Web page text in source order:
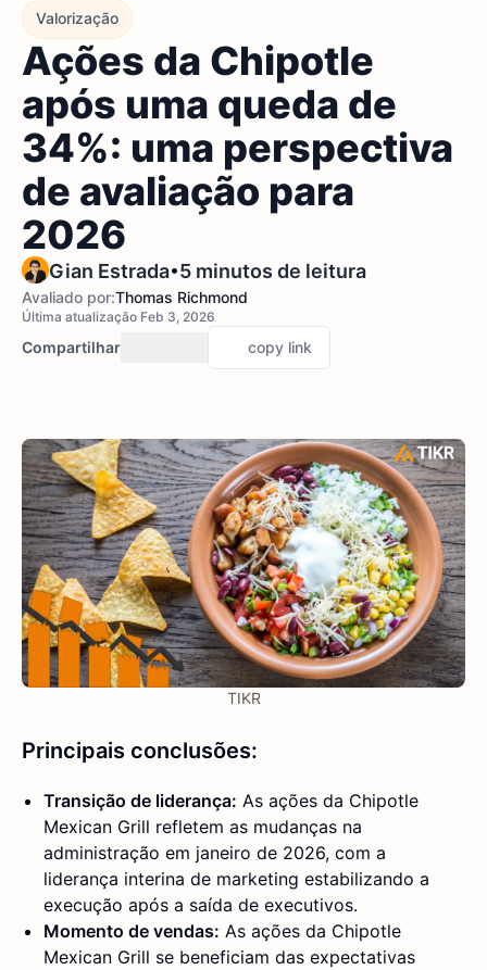
Valorização
Ações da Chipotle
após uma queda de
34%: uma perspectiva
de avaliação para
2026
Gian Estrada•5 minutos de leitura
Avaliado por:Thomas Richmond
Última atualização Feb 3, 2026
Compartilhar copy link
TIKR
Principais conclusões:
Transição de liderança: As ações da Chipotle
Mexican Grill refletem as mudanças na
administração em janeiro de 2026, com a
liderança interina de marketing estabilizando a
execução após a saída de executivos.
Momento de vendas: As ações da Chipotle
Mexican Grill se beneficiam das expectativas